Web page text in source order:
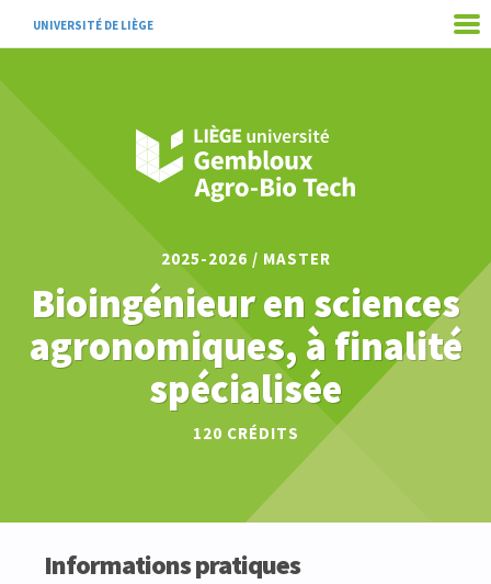
UNIVERSITÉ DE LIÈGE
2025-2026 / MASTER
Bioingénieur en sciences
agronomiques, à finalité
spécialisée
120 CRÉDITS
Informations pratiques